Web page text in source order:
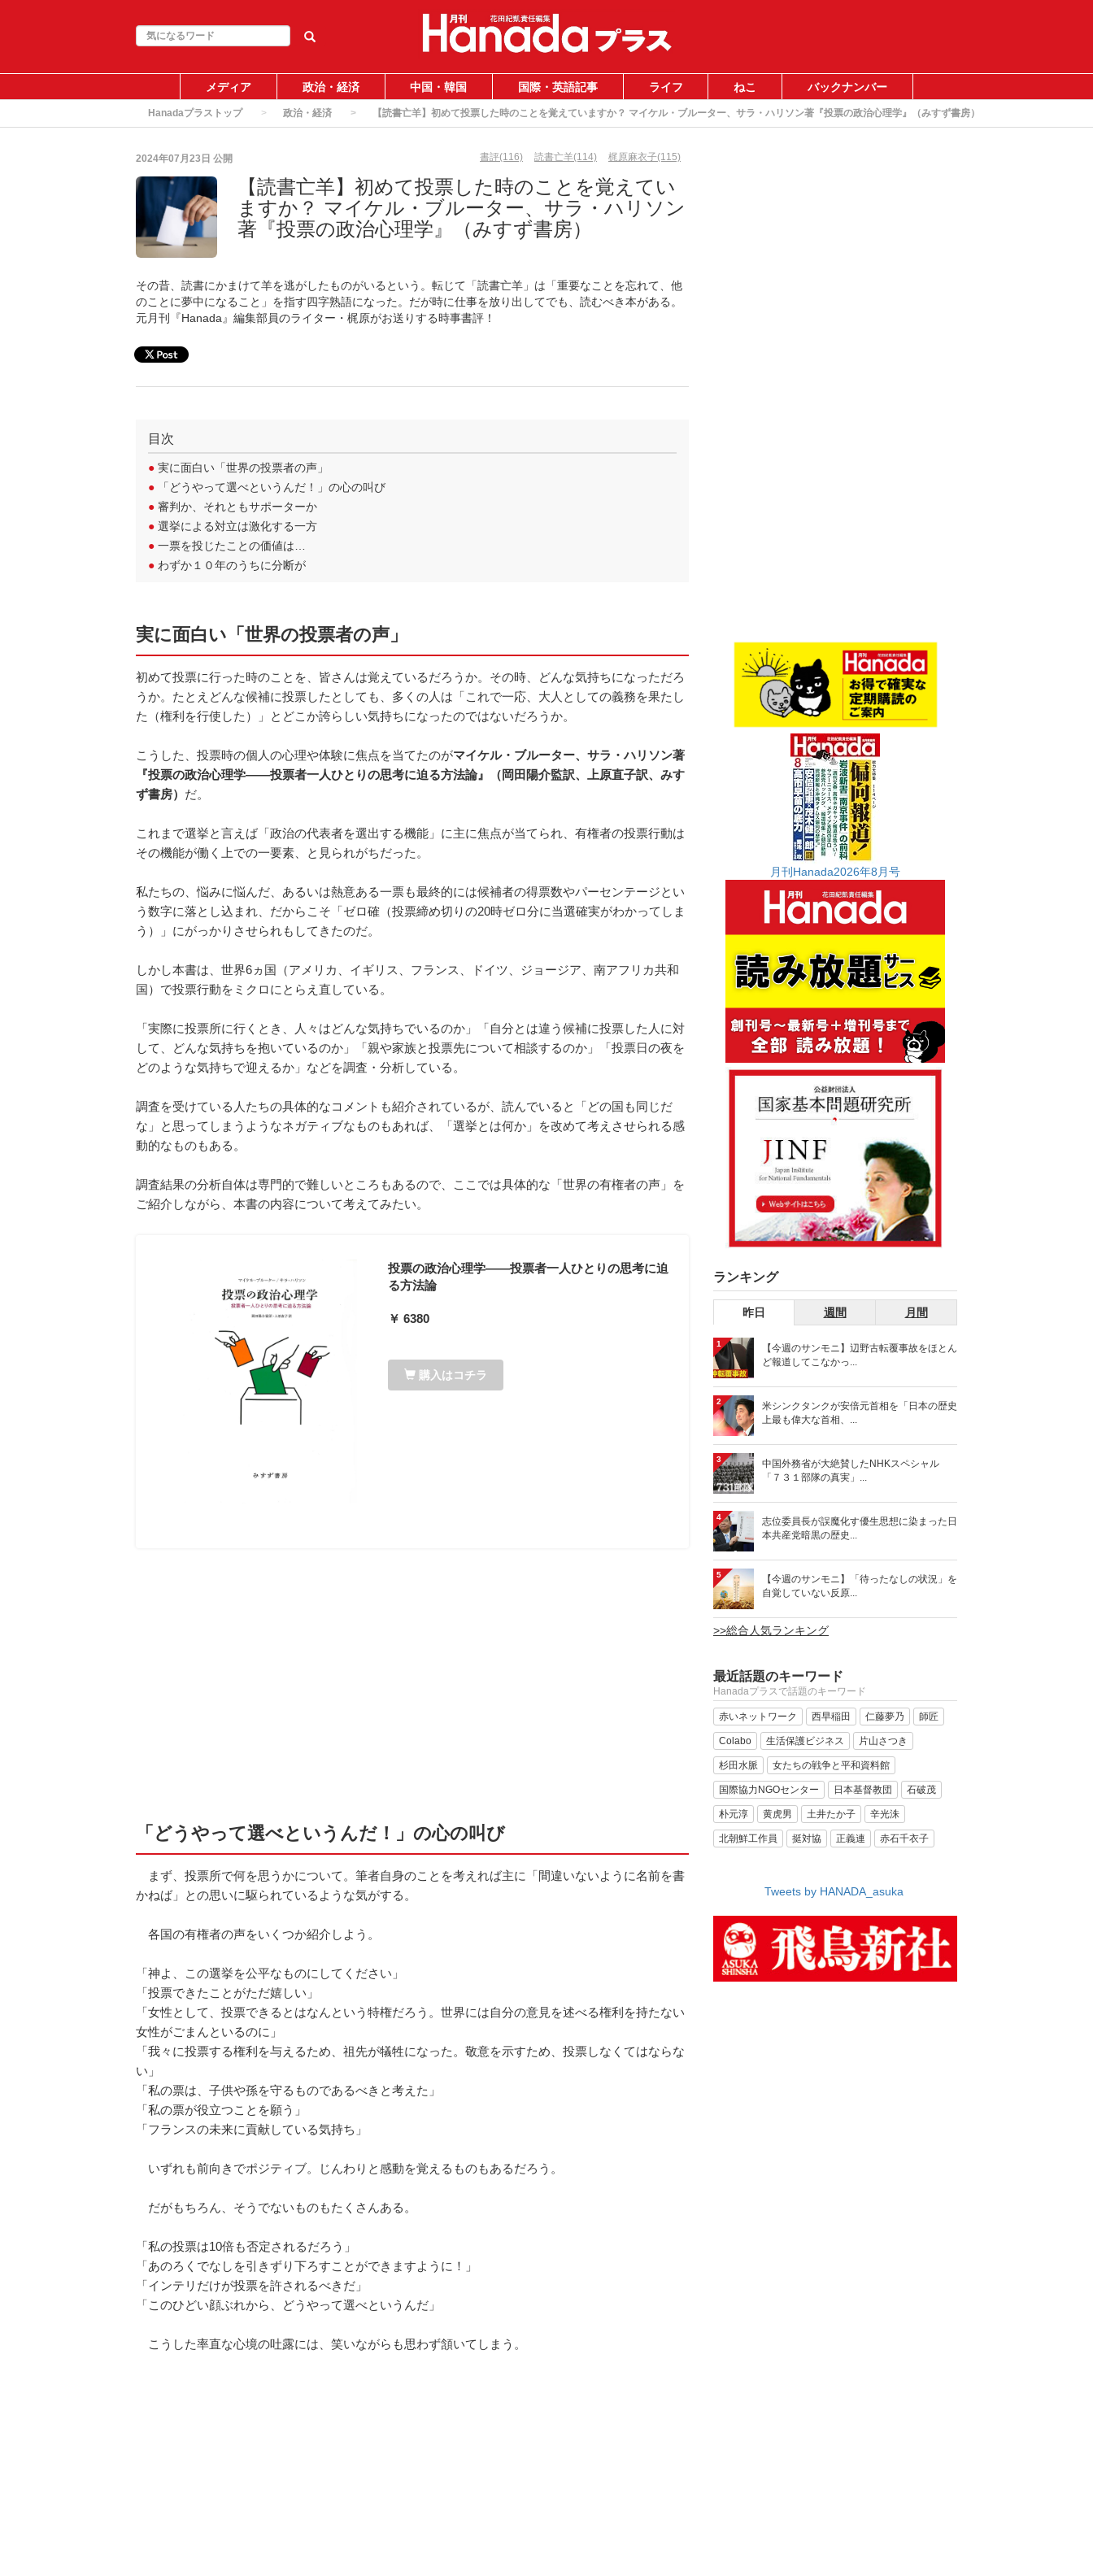
メディア 政治・経済 中国・韓国 国際・英語記事 ライフ ねこ バックナンバー
Hanadaプラストップ 政治・経済 【読書亡羊】初めて投票した時のことを覚えていますか？ マイケル・ブルーター、サラ・ハリソン著『投票の政治心理学』（みすず書房）
2024年07月23日 公開 書評(116) 読書亡羊(114) 梶原麻衣子(115)
【読書亡羊】初めて投票した時のことを覚えてい
ますか？ マイケル・ブルーター、サラ・ハリソン
著『投票の政治心理学』（みすず書房）
その昔、読書にかまけて羊を逃がしたものがいるという。転じて「読書亡羊」は「重要なことを忘れて、他
のことに夢中になること」を指す四字熟語になった。だが時に仕事を放り出してでも、読むべき本がある。
元月刊『Hanada』編集部員のライター・梶原がお送りする時事書評！
目次
● 実に面白い「世界の投票者の声」
● 「どうやって選べというんだ！」の心の叫び
● 審判か、それともサポーターか
● 選挙による対立は激化する一方
● 一票を投じたことの価値は…
● わずか１０年のうちに分断が
実に面白い「世界の投票者の声」
初めて投票に行った時のことを、皆さんは覚えているだろうか。その時、どんな気持ちになっただろ
うか。たとえどんな候補に投票したとしても、多くの人は「これで一応、大人としての義務を果たし
た（権利を行使した）」とどこか誇らしい気持ちになったのではないだろうか。
こうした、投票時の個人の心理や体験に焦点を当てたのがマイケル・ブルーター、サラ・ハリソン著
『投票の政治心理学――投票者一人ひとりの思考に迫る方法論』（岡田陽介監訳、上原直子訳、みす
ず書房） だ。
これまで選挙と言えば「政治の代表者を選出する機能」に主に焦点が当てられ、有権者の投票行動は
その機能が働く上での一要素、と見られがちだった。
私たちの、悩みに悩んだ、あるいは熱意ある一票も最終的には候補者の得票数やパーセンテージとい
う数字に落とし込まれ、だからこそ「ゼロ確（投票締め切りの20時ゼロ分に当選確実がわかってしま
う）」にがっかりさせられもしてきたのだ。
しかし本書は、世界6ヵ国（アメリカ、イギリス、フランス、ドイツ、ジョージア、南アフリカ共和
国）で投票行動をミクロにとらえ直している。
「実際に投票所に行くとき、人々はどんな気持ちでいるのか」「自分とは違う候補に投票した人に対
して、どんな気持ちを抱いているのか」「親や家族と投票先について相談するのか」「投票日の夜を
どのような気持ちで迎えるか」などを調査・分析している。
調査を受けている人たちの具体的なコメントも紹介されているが、読んでいると「どの国も同じだ
な」と思ってしまうようなネガティブなものもあれば、「選挙とは何か」を改めて考えさせられる感
動的なものもある。
調査結果の分析自体は専門的で難しいところもあるので、ここでは具体的な「世界の有権者の声」を
ご紹介しながら、本書の内容について考えてみたい。
投票の政治心理学――投票者一人ひとりの思考に迫
る方法論
￥ 6380
購入はコチラ
「どうやって選べというんだ！」の心の叫び
まず、投票所で何を思うかについて。筆者自身のことを考えれば主に「間違いないように名前を書
かねば」との思いに駆られているような気がする。
各国の有権者の声をいくつか紹介しよう。
「神よ、この選挙を公平なものにしてください」
「投票できたことがただ嬉しい」
「女性として、投票できるとはなんという特権だろう。世界には自分の意見を述べる権利を持たない
女性がごまんといるのに」
「我々に投票する権利を与えるため、祖先が犠牲になった。敬意を示すため、投票しなくてはならな
い」
「私の票は、子供や孫を守るものであるべきと考えた」
「私の票が役立つことを願う」
「フランスの未来に貢献している気持ち」
いずれも前向きでポジティブ。じんわりと感動を覚えるものもあるだろう。
だがもちろん、そうでないものもたくさんある。
「私の投票は10倍も否定されるだろう」
「あのろくでなしを引きずり下ろすことができますように！」
「インテリだけが投票を許されるべきだ」
「このひどい顔ぶれから、どうやって選べというんだ」
こうした率直な心境の吐露には、笑いながらも思わず頷いてしまう。
月刊Hanada2026年8月号
ランキング
昨日 週間 月間
1
【今週のサンモニ】辺野古転覆事故をほとん
ど報道してこなかっ...
2
米シンクタンクが安倍元首相を「日本の歴史
上最も偉大な首相、...
3
中国外務省が大絶賛したNHKスペシャル
「７３１部隊の真実」...
4
志位委員長が誤魔化す優生思想に染まった日
本共産党暗黒の歴史...
5
【今週のサンモニ】「待ったなしの状況」を
自覚していない反原...
>>総合人気ランキング
最近話題のキーワード
Hanadaプラスで話題のキーワード
赤いネットワーク 西早稲田 仁藤夢乃 師匠
Colabo 生活保護ビジネス 片山さつき
杉田水脈 女たちの戦争と平和資料館
国際協力NGOセンター 日本基督教団 石破茂
朴元淳 黄虎男 土井たか子 辛光洙
北朝鮮工作員 挺対協 正義連 赤石千衣子
Tweets by HANADA_asuka